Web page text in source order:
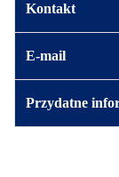
Kontakt
E-mail
Przydatne